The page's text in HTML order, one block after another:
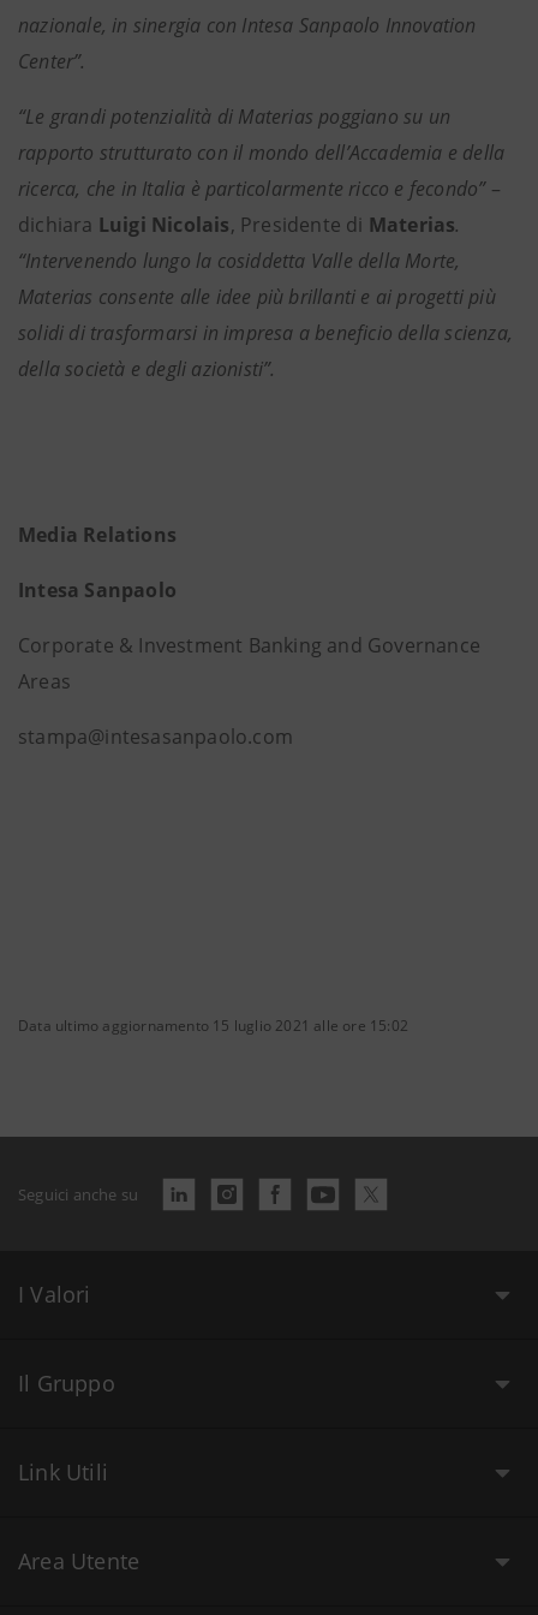
nazionale, in sinergia con Intesa Sanpaolo Innovation
Center”.
“Le grandi potenzialità di Materias poggiano su un
rapporto strutturato con il mondo dell’Accademia e della
ricerca, che in Italia è particolarmente ricco e fecondo” –
dichiara Luigi Nicolais, Presidente di Materias.
“Intervenendo lungo la cosiddetta Valle della Morte,
Materias consente alle idee più brillanti e ai progetti più
solidi di trasformarsi in impresa a beneficio della scienza,
della società e degli azionisti”.
Media Relations
Intesa Sanpaolo
Corporate & Investment Banking and Governance
Areas
stampa@intesasanpaolo.com
Data ultimo aggiornamento 15 luglio 2021 alle ore 15:02
Seguici anche su
I Valori
Il Gruppo
Link Utili
Area Utente